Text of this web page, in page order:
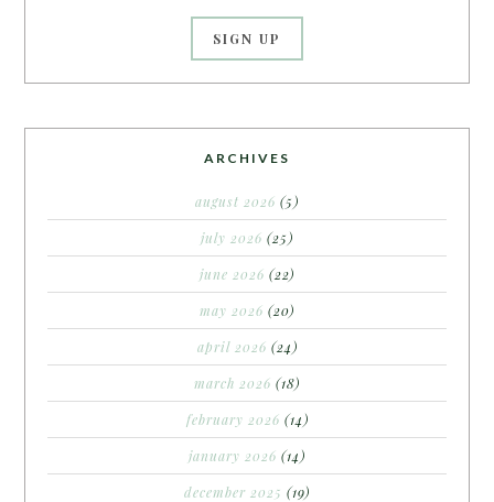
ARCHIVES
august 2026 (5)
july 2026 (25)
june 2026 (22)
may 2026 (20)
april 2026 (24)
march 2026 (18)
february 2026 (14)
january 2026 (14)
december 2025 (19)